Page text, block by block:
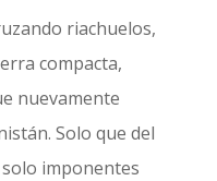
riachuelos,
compacta,
nuevamente
Solo que del
imponentes